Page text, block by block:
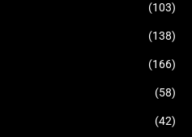
(103)
(138)
(166)
(58)
(42)